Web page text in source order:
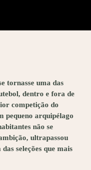
tornasse uma das
dentro e fora de
competição do
pequeno arquipélago
não se
ultrapassou
seleções que mais